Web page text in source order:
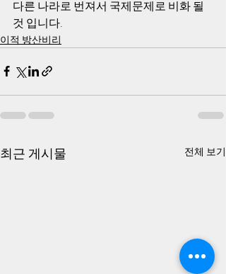
다른 나라로 번져서 국제문제로 비화 될
것 입니다.
이적 방산비리
최근 게시물 전체 보기